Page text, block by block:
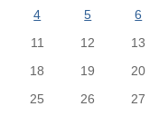
4 5 6
11 12 13
18 19 20
25 26 27